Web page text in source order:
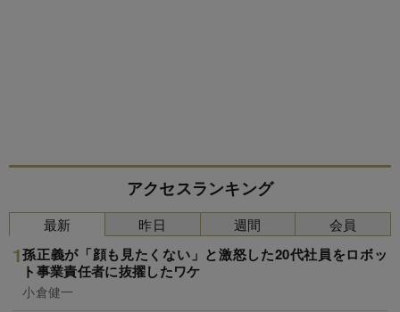
アクセスランキング
最新
孫正義が「顔も見たくない」と激怒した20代社員をロボッ
ト事業責任者に抜擢したワケ
小倉健一
昨日 週間 会員